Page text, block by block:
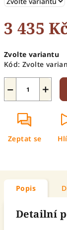
3 435
cena:
Zvolte variantu
Kód: Zvolte
+
−
Zeptat se
Popis
Detailní